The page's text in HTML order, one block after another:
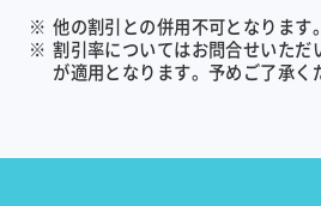
※ 他の割引との併用不可となります。
※ 割引率についてはお問合せいただ
が適用となります。予めご了承く